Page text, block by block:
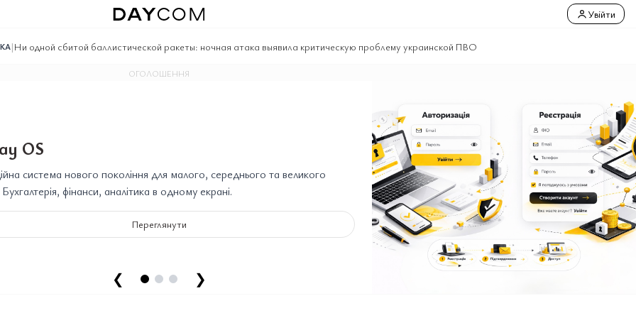
Увійти
|Ни одной сбитой баллистической ракеты: ночная атака выявила критическую проблему украинской ПВО
ОГОЛОШЕННЯ
OS
система нового покоління для малого, середнього та великого
Бухгалтерія, фінанси, аналітика в одному екрані.
Переглянути
❮ ❯